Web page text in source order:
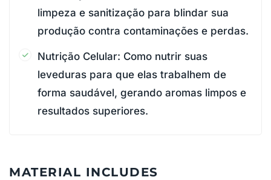
limpeza e sanitização para blindar sua
produção contra contaminações e perdas.
Nutrição Celular: Como nutrir suas
leveduras para que elas trabalhem de
forma saudável, gerando aromas limpos e
resultados superiores.
MATERIAL INCLUDES